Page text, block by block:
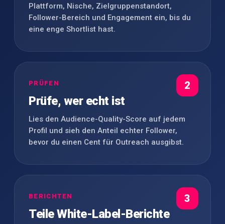
Plattform, Nische, Zielgruppenstandort,
Follower-Bereich und Engagement ein, bis du
eine enge Shortlist hast.
2
PRÜFEN
Prüfe, wer echt ist
Lies den Audience-Quality-Score auf jedem
Profil und sieh den Anteil echter Follower,
bevor du einen Cent für Outreach ausgibst.
3
BERICHTEN
Teile White-Label-Berichte